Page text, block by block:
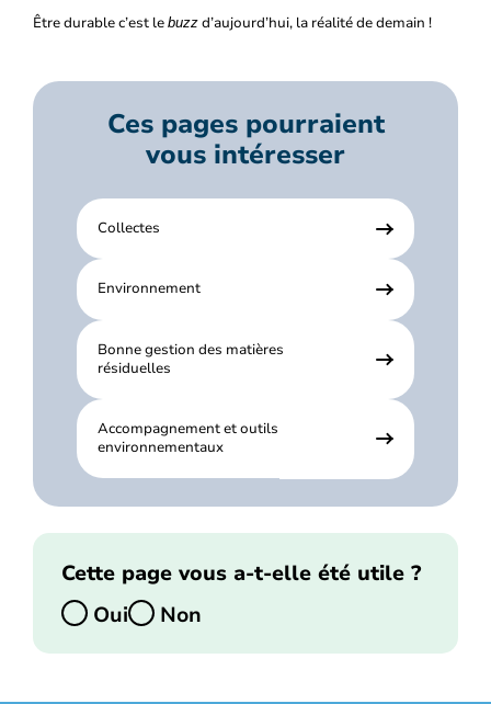
Être durable c’est le buzz d’aujourd’hui, la réalité de demain !
Ces pages pourraient
vous intéresser
Collectes
Environnement
Bonne gestion des matières
résiduelles
Accompagnement et outils
environnementaux
Cette page vous a-t-elle été utile ?
Oui
Non